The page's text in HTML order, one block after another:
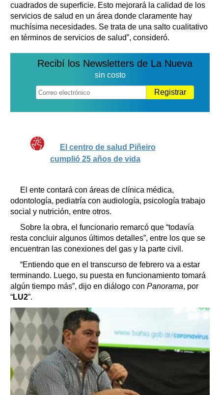
cuadrados de superficie. Esto mejorará la calidad de los
servicios de salud en un área donde claramente hay
muchísima necesidades. Se trata de una salto cualitativo
en términos de servicios de salud”, consideró.
Recibí los Newsletters de La Nueva
sin costo
Registrar
El centro de salud Piñeiro
cumplió 25 años de vida
El ente contará con áreas de clínica médica,
odontología, pediatría con audiología, psicología trabajo
social y nutrición, entre otros.
Sobre la obra, el funcionario remarcó que “todavía
resta concluir algunos últimos detalles”, entre los que se
encuentran las conexiones del gas y la parte civil.
“Entiendo que en el transcurso de febrero va a estar
terminando. Luego, su puesta en funcionamiento tomará
algún tiempo más”, dijo en diálogo con Panorama, por
“LU2”.